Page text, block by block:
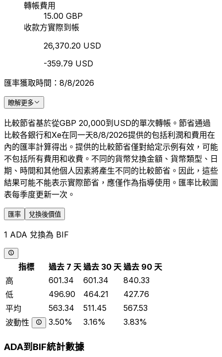
轉帳費用
15.00 GBP
收款方實際到帳
26,370.20 USD
-359.79 USD
匯率獲取時間：8/8/2026
瞭解更多
比較節省基於從GBP 20,000到USD的單次轉帳。節省通過
比較各銀行和Xe在同一天8/8/2026提供的包括利潤和費用在
內的匯率計算得出。提供的比較節省僅對給定示例有效，可能
不包括所有費用和收費。不同的貨幣兌換金額、貨幣類型、日
期、時間和其他個人因素將產生不同的比較節省。因此，這些
結果可能不能表示實際節省，應僅作為指導使用。匯率比較圖
表每季度更新一次。
匯率 兌換後價值
1 ADA 兌換為 BIF
指標 過去 7 天 過去 30 天 過去 90 天
高
601.34 601.34
840.33
低
496.90 464.21
427.76
平均
563.34 511.45
567.53
波動性
3.50% 3.16% 3.83%
ADA到BIF統計數據